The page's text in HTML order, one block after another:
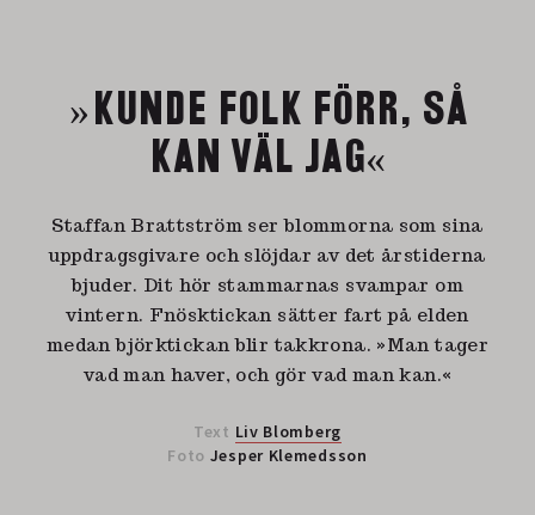
»KUNDE FOLK FÖRR, SÅ
KAN VÄL JAG«
Staffan Brattström ser blommorna som sina
uppdragsgivare och slöjdar av det årstiderna
bjuder. Dit hör stammarnas svampar om
vintern. Fnösktickan sätter fart på elden
medan björktickan blir takkrona. »Man tager
vad man haver, och gör vad man kan.«
Text Liv Blomberg
Foto Jesper Klemedsson